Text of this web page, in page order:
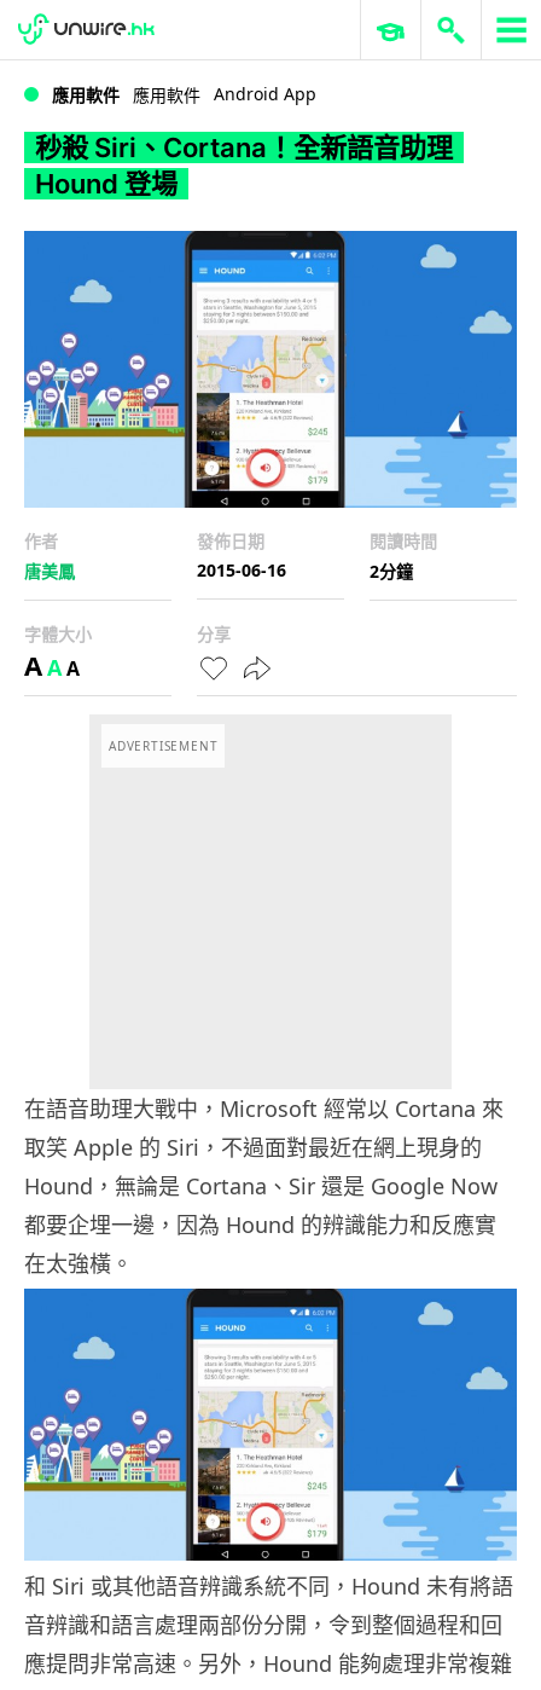
WWDC 2026 ERP 與商業 AI
應用軟件 應用軟件 Android App
秒殺 Siri、Cortana！全新語音助理
Hound 登場
作者
唐美鳳
發佈日期
2015-06-16
閱讀時間
2分鐘
字體大小
AAA
分享
ADVERTISEMENT
在語音助理大戰中，Microsoft 經常以 Cortana 來
取笑 Apple 的 Siri，不過面對最近在網上現身的
Hound，無論是 Cortana、Sir 還是 Google Now
都要企埋一邊，因為 Hound 的辨識能力和反應實
在太強橫。
和 Siri 或其他語音辨識系統不同，Hound 未有將語
音辨識和語言處理兩部份分開，令到整個過程和回
應提問非常高速。另外，Hound 能夠處理非常複雜